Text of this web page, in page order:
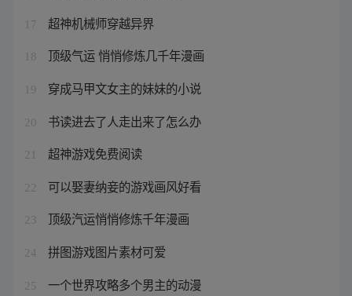
17 超神机械师穿越异界
18 顶级气运 悄悄修炼几千年漫画
19 穿成马甲文女主的妹妹的小说
20 书读进去了人走出来了怎么办
21 超神游戏免费阅读
22 可以娶妻纳妾的游戏画风好看
23 顶级汽运悄悄修炼千年漫画
24 拼图游戏图片素材可爱
25 一个世界攻略多个男主的动漫